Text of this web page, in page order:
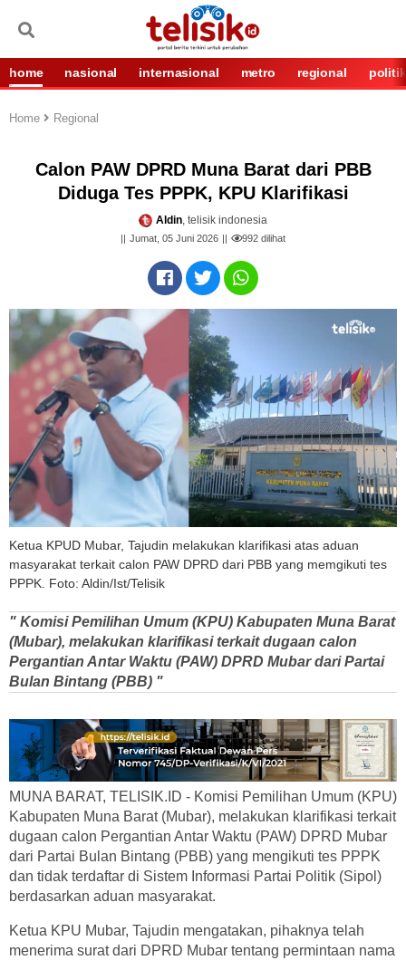
home nasional internasional metro regional politik
Home Regional
Calon PAW DPRD Muna Barat dari PBB
Diduga Tes PPPK, KPU Klarifikasi
Aldin, telisik indonesia
Jumat, 05 Juni 2026 992 dilihat
Ketua KPUD Mubar, Tajudin melakukan klarifikasi atas aduan
masyarakat terkait calon PAW DPRD dari PBB yang memgikuti tes
PPPK. Foto: Aldin/Ist/Telisik
" Komisi Pemilihan Umum (KPU) Kabupaten Muna Barat
(Mubar), melakukan klarifikasi terkait dugaan calon
Pergantian Antar Waktu (PAW) DPRD Mubar dari Partai
Bulan Bintang (PBB) "
MUNA BARAT, TELISIK.ID - Komisi Pemilihan Umum (KPU)
Kabupaten Muna Barat (Mubar), melakukan klarifikasi terkait
dugaan calon Pergantian Antar Waktu (PAW) DPRD Mubar
dari Partai Bulan Bintang (PBB) yang mengikuti tes PPPK
dan tidak terdaftar di Sistem Informasi Partai Politik (Sipol)
berdasarkan aduan masyarakat.
Ketua KPU Mubar, Tajudin mengatakan, pihaknya telah
menerima surat dari DPRD Mubar tentang permintaan nama